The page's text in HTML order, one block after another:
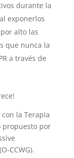
durante la
exponerlos
alto las
que nunca la
a través de
la Terapia
propuesto por
CCWG).